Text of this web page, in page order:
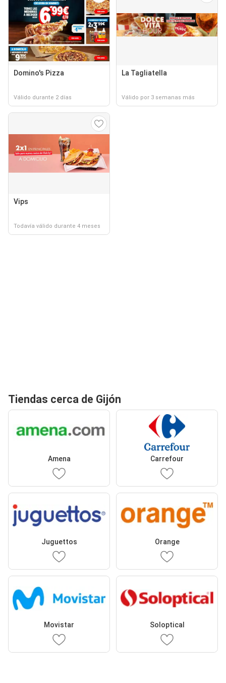
Domino's Pizza
Válido durante 2 días
La Tagliatella
Válido por 3 semanas más
Vips
Todavía válido durante 4 meses
Tiendas cerca de Gijón
Amena Carrefour
Juguettos Orange
Movistar Soloptical